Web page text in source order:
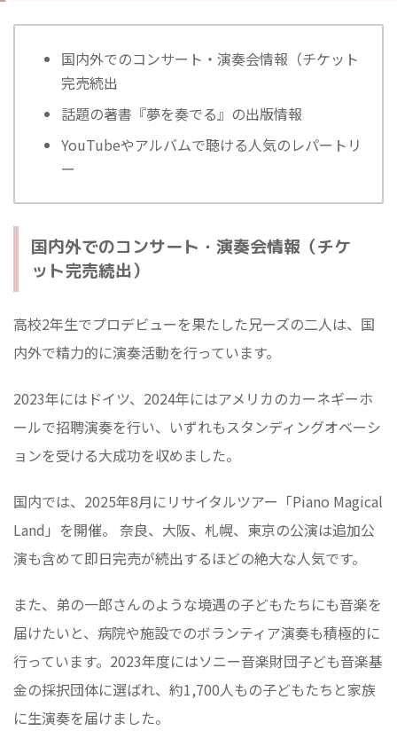
国内外でのコンサート・演奏会情報（チケット
完売続出
話題の著書『夢を奏でる』の出版情報
YouTubeやアルバムで聴ける人気のレパートリ
ー
国内外でのコンサート・演奏会情報（チケ
ット完売続出）
高校2年生でプロデビューを果たした兄ーズの二人は、国
内外で精力的に演奏活動を行っています。
2023年にはドイツ、2024年にはアメリカのカーネギーホ
ールで招聘演奏を行い、いずれもスタンディングオベーシ
ョンを受ける大成功を収めました。
国内では、2025年8月にリサイタルツアー「Piano Magical
Land」を開催。 奈良、大阪、札幌、東京の公演は追加公
演も含めて即日完売が続出するほどの絶大な人気です。
また、弟の一郎さんのような境遇の子どもたちにも音楽を
届けたいと、病院や施設でのボランティア演奏も積極的に
行っています。2023年度にはソニー音楽財団子ども音楽基
金の採択団体に選ばれ、約1,700人もの子どもたちと家族
に生演奏を届けました。